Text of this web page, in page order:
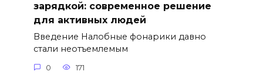
зарядкой: современное решение
для активных людей
Введение Налобные фонарики давно
стали неотъемлемым
0 171